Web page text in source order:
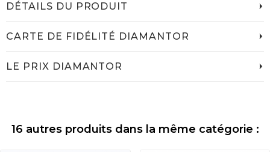
DÉTAILS DU PRODUIT
CARTE DE FIDÉLITÉ DIAMANTOR
LE PRIX DIAMANTOR
16 autres produits dans la même catégorie :